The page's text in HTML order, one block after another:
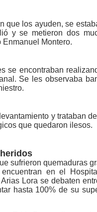
que los ayuden, se
y se metieron dos
Enmanuel Montero.
se encontraban
Se les observaba
y trataban
que quedaron ilesos.
sufrie­ron quemaduras
en el
Lora se debaten
has­ta 100% de su